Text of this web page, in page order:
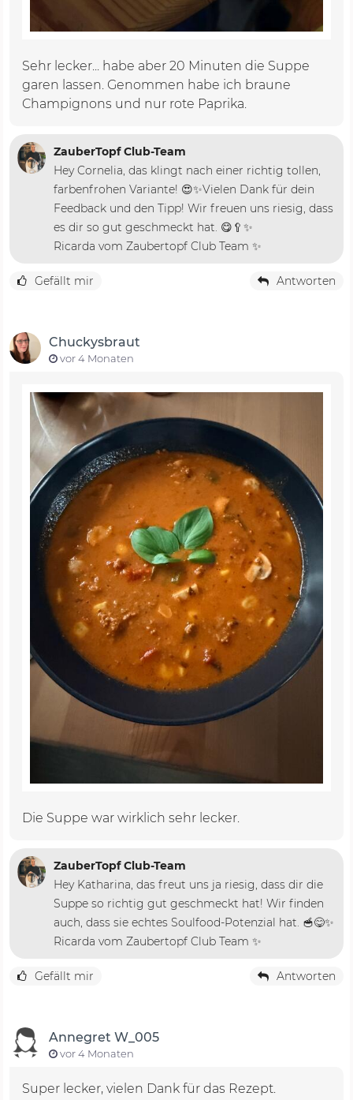
Sehr lecker... habe aber 20 Minuten die Suppe
garen lassen. Genommen habe ich braune
Champignons und nur rote Paprika.
ZauberTopf Club-Team
Hey Cornelia, das klingt nach einer richtig tollen,
farbenfrohen Variante! 😍✨Vielen Dank für dein
Feedback und den Tipp! Wir freuen uns riesig, dass
es dir so gut geschmeckt hat. 😋🥄✨
Ricarda vom Zaubertopf Club Team ✨
Gefällt mir Antworten
Chuckysbraut
vor 4 Monaten
Die Suppe war wirklich sehr lecker.
ZauberTopf Club-Team
Hey Katharina, das freut uns ja riesig, dass dir die
Suppe so richtig gut geschmeckt hat! Wir finden
auch, dass sie echtes Soulfood-Potenzial hat. 🥣😋✨
Ricarda vom Zaubertopf Club Team ✨
Gefällt mir Antworten
Annegret W_005
vor 4 Monaten
Super lecker, vielen Dank für das Rezept.